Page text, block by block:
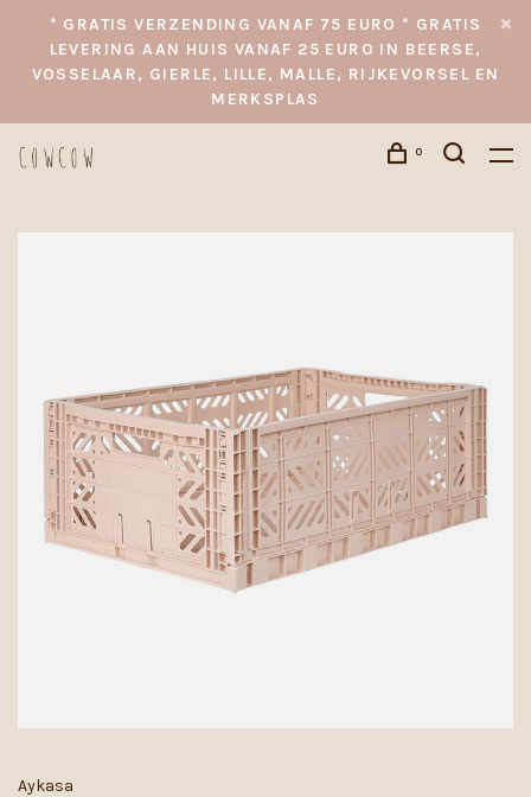
* GRATIS VERZENDING VANAF 75 EURO * GRATIS
LEVERING AAN HUIS VANAF 25 EURO IN BEERSE,
VOSSELAAR, GIERLE, LILLE, MALLE, RIJKEVORSEL EN
MERKSPLAS
0
Aykasa